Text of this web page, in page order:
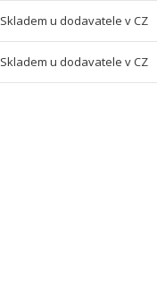
Skladem u dodavatele v CZ
Skladem u dodavatele v CZ